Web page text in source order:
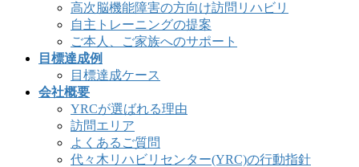
高次脳機能障害の方向け訪問リハビリ
自主トレーニングの提案
ご本人、ご家族へのサポート
目標達成例
目標達成ケース
会社概要
YRCが選ばれる理由
訪問エリア
よくあるご質問
代々木リハビリセンター(YRC)の行動指針